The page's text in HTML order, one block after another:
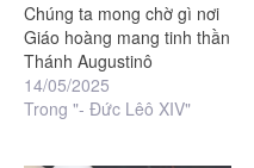
Chúng ta mong chờ gì nơi
Giáo hoàng mang tinh thần
Thánh Augustinô
14/05/2025
Trong "- Đức Lêô XIV"